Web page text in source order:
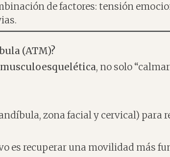
de factores: tensión
(ATM)?
, no solo
zona facial y cervical) para
es recuperar una movilidad más